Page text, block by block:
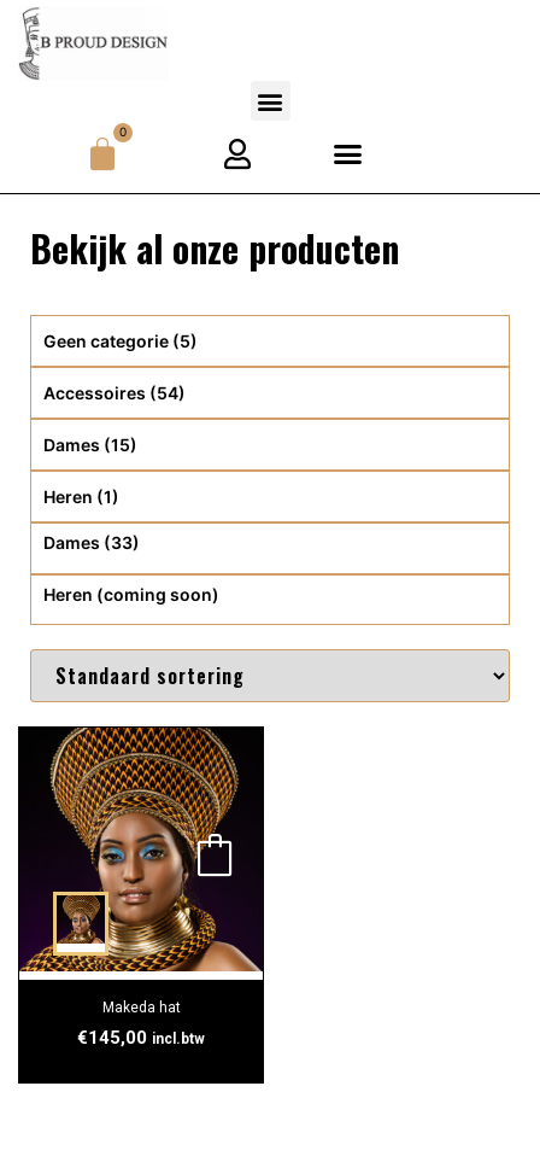
0
Bekijk al onze producten
Geen categorie (5)
Accessoires (54)
Dames (15)
Heren (1)
Dames (33)
Heren (coming soon)
Makeda hat
€145,00 incl.btw